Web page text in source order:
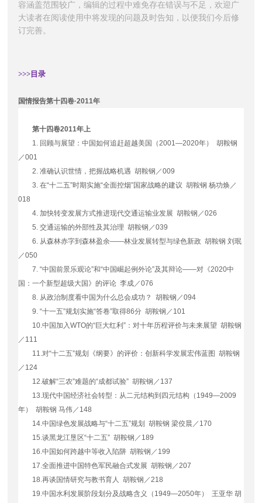
容涵盖范围较广，编辑的过程中难免存在错误与不足，欢迎广
大读者在阅读使用中将发现的问题及时告知，以便我们今后修
订完善。
>>>目录
国情报告第十四卷·2011年
第十四卷2011年上
1. 回顾与展望：中国如何追赶超越美国（2001—2020年） 胡鞍钢
／001
2.准确认识世情，把握战略机遇 胡鞍钢／009
3.在“十二五”时期实施“全面控烟”国家战略的建议 胡鞍钢 杨功焕／
018
4. 加快转变发展方式推进现代交通运输业发展 胡鞍钢／026
5.交通运输的外部性及其治理 胡鞍钢／039
6. 从森林赤字到森林盈余——林业发展转型与绿色新政 胡鞍钢 刘珉
／050
7.“中国前景乐观论”和“中国崛起例外论”及其辩论——对《2020中
国：一个新型超级大国》的评论 李成／076
8. 从政治制度看中国为什么总会成功？ 胡鞍钢／094
9.“十一五”规划实施“答卷”取得86分 胡鞍钢／ 101
10.中国加入WTO的“巨大红利”：对十年历程评价与未来展望 胡鞍钢
／ 111
11.对“十二五”规划《纲要》的评价：创新科学发展宏伟蓝图 胡鞍钢
／ 124
12.破解“三农”难题的“成都试验” 胡鞍钢／ 137
13.现代中国经济社会转型：从二元结构到四元结构（ 1949—2009
年） 胡鞍钢 马伟／ 148
14.中国绿色发展战略与“十二五”规划 胡鞍钢 梁佼晨／ 170
15.谈黑龙江垦区“十二五” 胡鞍钢／ 189
16.中国如何跨越中等收入陷阱 胡鞍钢／ 199
17.全面推进中国特色军民融合式发展 胡鞍钢／207
18.再谈国情研究与教书育人 胡鞍钢／218
19.中国水利发展阶段划分及战略含义（ 1949—2050年） 王亚华 胡